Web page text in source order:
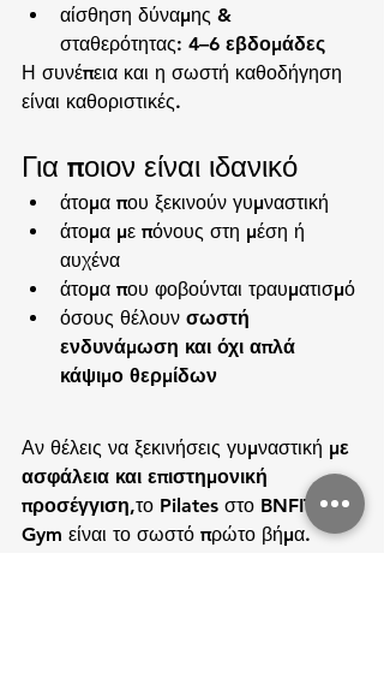
αίσθηση δύναμης &
σταθερότητας: 4–6 εβδομάδες
Η συνέπεια και η σωστή καθοδήγηση
είναι καθοριστικές.
Για ποιον είναι ιδανικό
άτομα που ξεκινούν γυμναστική
άτομα με πόνους στη μέση ή
αυχένα
άτομα που φοβούνται τραυματισμό
όσους θέλουν σωστή
ενδυνάμωση και όχι απλά
κάψιμο θερμίδων
Αν θέλεις να ξεκινήσεις γυμναστική με
ασφάλεια και επιστημονική
προσέγγιση,το Pilates στο BNFIT
Gym είναι το σωστό πρώτο βήμα.